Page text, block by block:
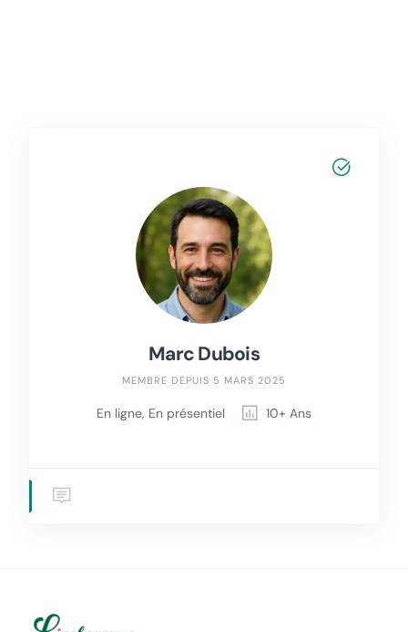
Marc Dubois
MEMBRE DEPUIS 5 MARS 2025
En ligne, En présentiel 10+ Ans